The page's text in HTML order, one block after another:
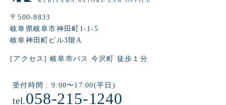
〒500-8833
岐阜県岐阜市神田町1-1-5
岐阜神田町ビル3階A
[アクセス] 岐阜市バス 今沢町 徒歩１分
受付時間 : 9:00〜17:00(平日)
tel.058-215-1240